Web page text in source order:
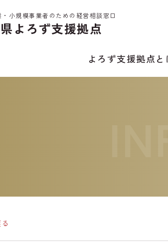
・小規模事業者のための経営相談窓口
よろず支援拠点
よろず支援拠点と